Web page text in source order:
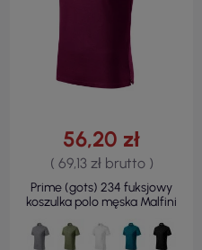
56,20 zł
( 69,13 zł brutto )
Prime (gots) 234 fuksjowy
koszulka polo męska Malfini